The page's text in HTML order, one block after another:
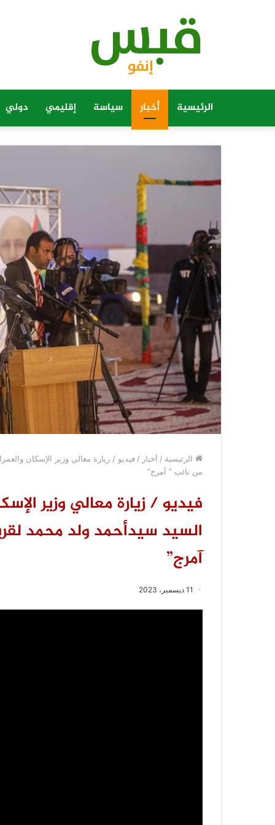
الرئيسية أخبار سياسة إقليمي دولي
الرئيسية / أخبار / فيديو / زيارة معالي وزير الإسكان
من نائب ” آمرج”
فيديو / زيارة معالي وزير
السيد سيدأحمد ولد محمد
آمرج”
11 ديسمبر، 2023